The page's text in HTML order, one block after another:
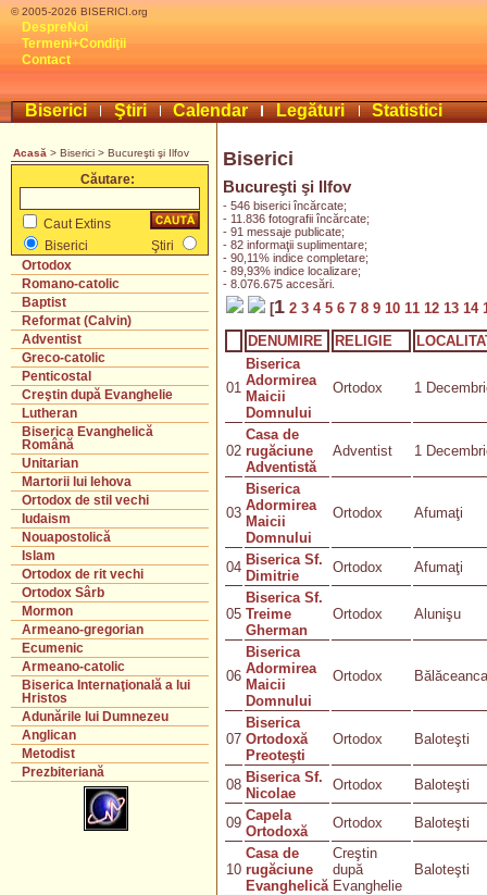
© 2005-2026 BISERICI.org
DespreNoi
Termeni+Condiţii
Contact
Biserici Ştiri Calendar Legături Statistici
Acasă > Biserici > Bucureşti şi Ilfov
Căutare:
Caut Extins
Biserici
Ştiri
Ortodox
Romano-catolic
Baptist
Reformat (Calvin)
Adventist
Greco-catolic
Penticostal
Creştin după Evanghelie
Lutheran
Biserica Evanghelică
Română
Unitarian
Martorii lui Iehova
Ortodox de stil vechi
Iudaism
Nouapostolică
Islam
Ortodox de rit vechi
Ortodox Sârb
Mormon
Armeano-gregorian
Ecumenic
Armeano-catolic
Biserica Internaţională a lui
Hristos
Adunările lui Dumnezeu
Anglican
Metodist
Prezbiteriană
Biserici
Bucureşti şi Ilfov
- 546 biserici încărcate;
- 11.836 fotografii încărcate;
- 91 messaje publicate;
- 82 informaţii suplimentare;
- 90,11% indice completare;
- 89,93% indice localizare;
- 8.076.675 accesări.
[1 2 3 4 5 6 7 8 9 10 11 12 13 14
DENUMIRE
RELIGIE
01
Biserica
Adormirea
Maicii
Domnului
Ortodox 1
02
Casa de
rugăciune
Adventistă
Adventist 1
03
Biserica
Adormirea
Maicii
Domnului
Ortodox Afumaţi
04 Biserica Sf.
Dimitrie
Ortodox Afumaţi
05
Biserica Sf.
Treime
Gherman
Ortodox Alunişu
06
Biserica
Adormirea
Maicii
Domnului
Ortodox Bălăceanca
07
Biserica
Ortodoxă
Preoteşti
Ortodox Baloteşti
08 Biserica Sf.
Nicolae
Ortodox Baloteşti
09 Capela
Ortodoxă
Ortodox Baloteşti
10
Casa de
rugăciune
Evanghelică
Creştin
după
Evanghelie
Baloteşti